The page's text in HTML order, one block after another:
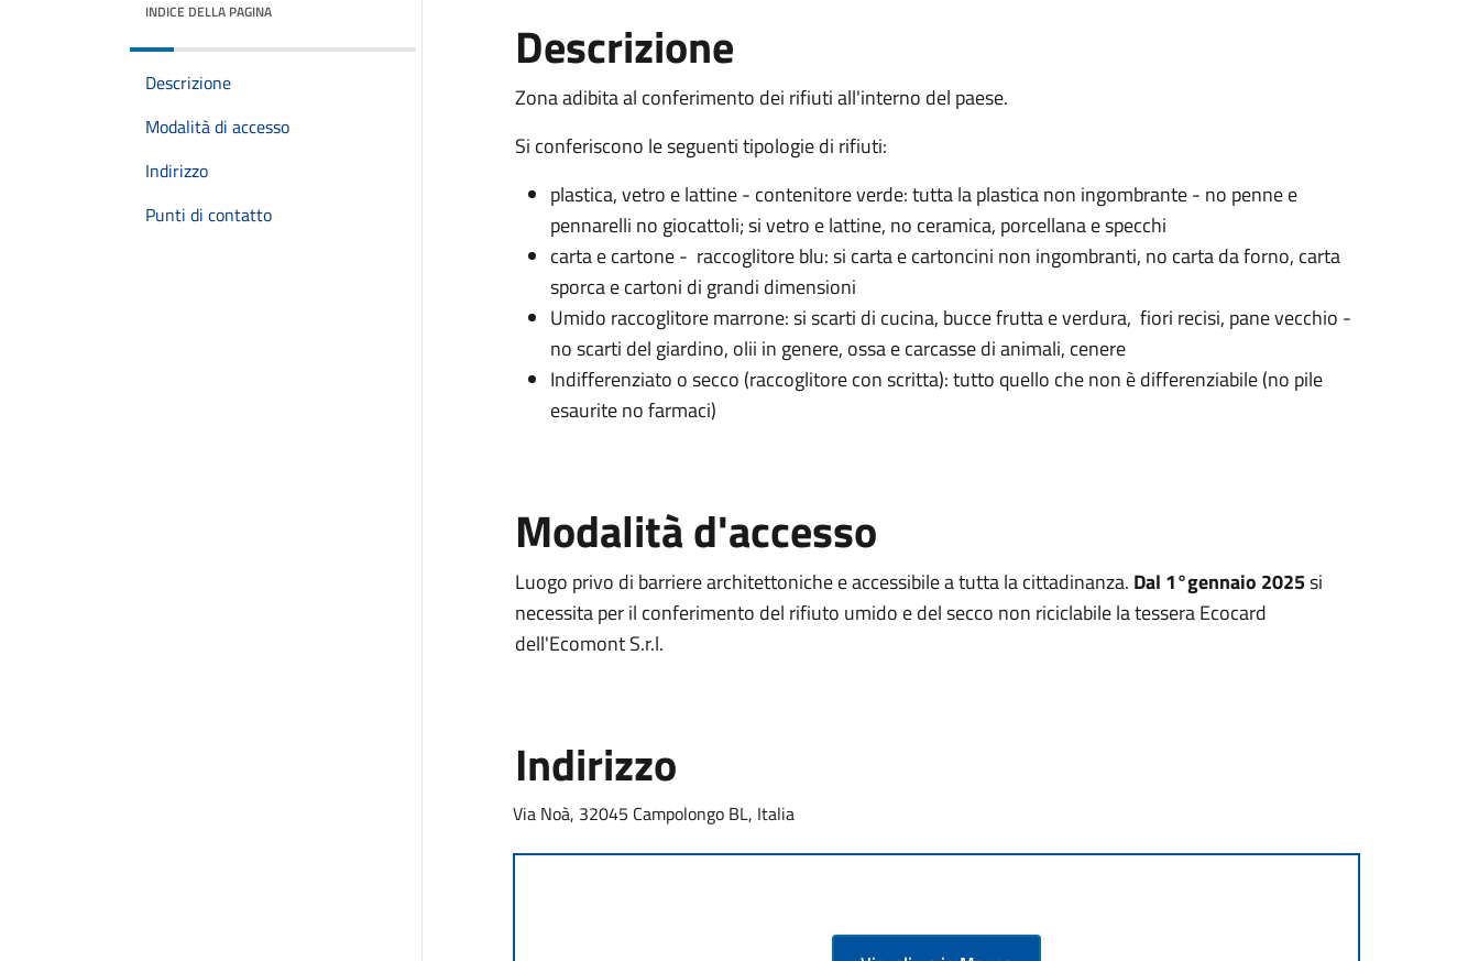
INDICE DELLA PAGINA
Descrizione
Modalità di accesso
Indirizzo
Punti di contatto
Descrizione
Zona adibita al conferimento dei rifiuti all'interno del paese.
Si conferiscono le seguenti tipologie di rifiuti:
plastica, vetro e lattine - contenitore verde: tutta la plastica non ingombrante - no penne e
pennarelli no giocattoli; si vetro e lattine, no ceramica, porcellana e specchi
carta e cartone - raccoglitore blu: si carta e cartoncini non ingombranti, no carta da forno, carta
sporca e cartoni di grandi dimensioni
Umido raccoglitore marrone: si scarti di cucina, bucce frutta e verdura, fiori recisi, pane vecchio -
no scarti del giardino, olii in genere, ossa e carcasse di animali, cenere
Indifferenziato o secco (raccoglitore con scritta): tutto quello che non è differenziabile (no pile
esaurite no farmaci)
Modalità d'accesso
Luogo privo di barriere architettoniche e accessibile a tutta la cittadinanza. Dal 1°gennaio 2025si
necessita per il conferimento del rifiuto umido e del secco non riciclabile la tessera Ecocard
dell'Ecomont S.r.l.
Indirizzo
Via Noà, 32045 Campolongo BL, Italia